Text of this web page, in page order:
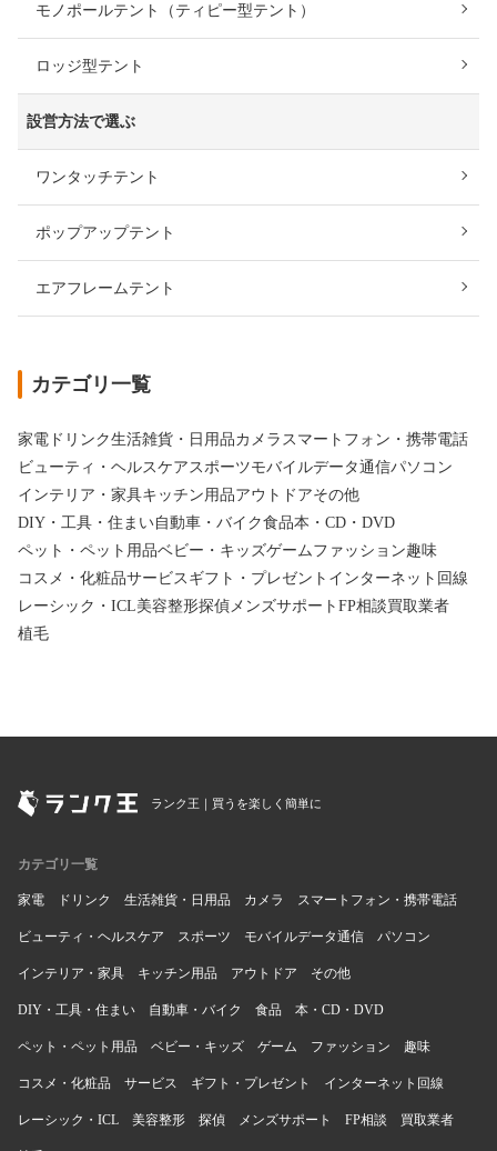
モノポールテント（ティピー型テント）
ロッジ型テント
設営方法で選ぶ
ワンタッチテント
ポップアップテント
エアフレームテント
カテゴリ一覧
家電 ドリンク生活雑貨・日用品カメラ スマートフォン・携帯電話
ビューティ・ヘルスケア スポーツモバイルデータ通信パソコン
インテリア・家具キッチン用品アウトドアその他
DIY・工具・住まい自動車・バイク食品本・CD・DVD
ペット・ペット用品ベビー・キッズゲーム ファッション趣味
コスメ・化粧品サービス ギフト・プレゼント インターネット回線
レーシック・ICL美容整形探偵 メンズサポート FP相談買取業者
植毛
ランク王｜買うを楽しく簡単に
カテゴリ一覧
家電 ドリンク 生活雑貨・日用品 カメラ スマートフォン・携帯電話
ビューティ・ヘルスケア スポーツ モバイルデータ通信 パソコン
インテリア・家具 キッチン用品 アウトドア その他
DIY・工具・住まい 自動車・バイク 食品 本・CD・DVD
ペット・ペット用品 ベビー・キッズ ゲーム ファッション 趣味
コスメ・化粧品 サービス ギフト・プレゼント インターネット回線
レーシック・ICL 美容整形 探偵 メンズサポート FP相談 買取業者